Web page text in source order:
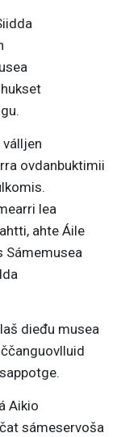
ovdanbuktimii
lea
ahte Áile
Sámemusea
dieđu musea
Aikio
sámeservoša